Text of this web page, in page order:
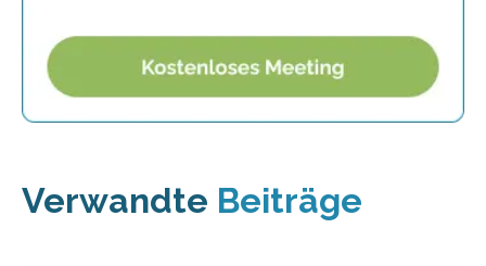
Verwandte Beiträge